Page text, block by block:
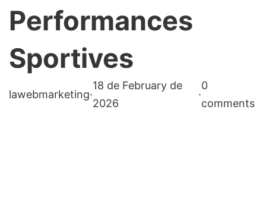
Performances
Sportives
lawebmarketing·
18 de February de
2026
·
0
comments